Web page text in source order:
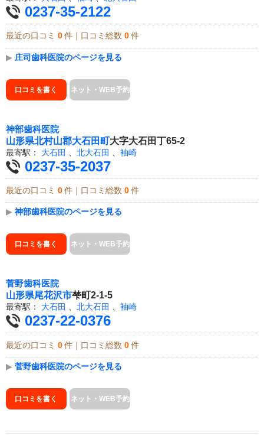
0237-35-2122
最近の口コミ 0 件｜口コミ総数 0 件
▶ 庄司歯科医院のページを見る
口コミを書く ネット・WEB予約
神部歯科医院
山形県北村山郡大石田町大字大石田丁65-2
最寄駅： 大石田 北大石田 袖崎
0237-35-2037
最近の口コミ 0 件｜口コミ総数 0 件
▶ 神部歯科医院のページを見る
口コミを書く ネット・WEB予約
菅野歯科医院
山形県尾花沢市梺町2-1-5
最寄駅： 大石田 、 北大石田 、 袖崎
0237-22-0376
最近の口コミ 0 件｜口コミ総数 0 件
▶ 菅野歯科医院のページを見る
口コミを書く ネット・WEB予約